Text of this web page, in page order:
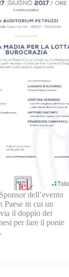
dell’evento
Paese in cui un
il doppio dei
per fare il ponte